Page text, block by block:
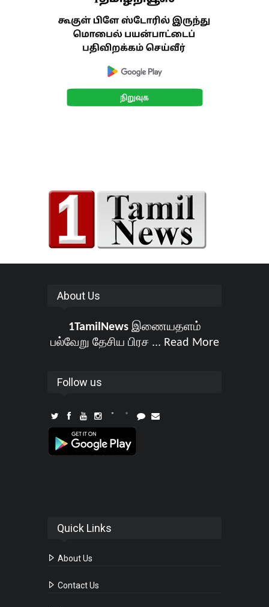
About Us
1TamilNewsஇணையதளம்
பல்வேறு தேசிய பிரச ... Read More
Follow us
Quick Links
About Us
Contact Us